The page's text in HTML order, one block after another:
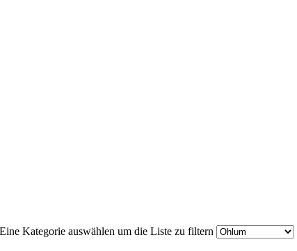
Eine Kategorie auswählen um die Liste zu filtern